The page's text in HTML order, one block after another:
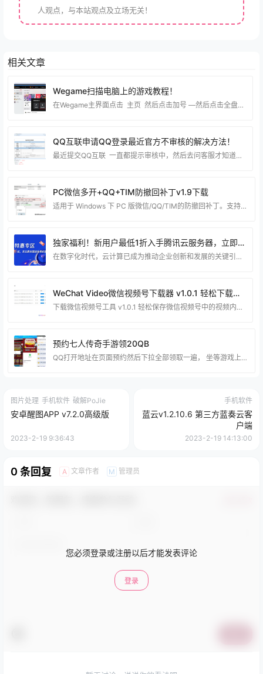
人观点，与本站观点及立场无关！
相关文章
Wegame扫描电脑上的游戏教程！
在Wegame主界面点击 主页 然后点击加号 —然后点击全盘扫描，等待扫描完成就可以了！ 这一步就选择你电脑的磁盘，如果你知道你电脑在那个分区就直接选对应的分区 这样扫描就更快了！
QQ互联申请QQ登录最近官方不审核的解决方法！
最近提交QQ互联 一直都提示审核中，然后去问客服才知道平台出问题了 需要用邮件申请，下面给教大家怎么通过邮件去申请。 编写邮件标题：QQ互联网站应用申请 发送到：connect@qq.com 填写申请表：（下载申请QQ互联表格）https://dianjiwang.lanzoul.com/iMi9k29nn6la 大家可以按照我的方式填写： 需要添加附件有：网站图标，手持身份证，还有网站icp备案的截图 和 填写的表格。最后就可以审核通过了！ 博猪最近前两天申请了两个网站的QQ互联登录，大家可以看看 https:
PC微信多开+QQ+TIM防撤回补丁v1.9下载
适用于 Windows 下 PC 版微信/QQ/TIM的防撤回补丁。支持最新版微信/QQ/TIM，其中微信能够选择安装多开功能。 一款适用于 Windows下PC版微信/QQ/TIM的防撤回补丁，实际效果 是对方撤回消息后，你的聊天界面不会有任何变化，你仍旧能看到对方撤回的消息。 使用方法 首先，你的系统需要满足以下条件： Windows 7 或更高版本，不支持XP。 .NET Framework 4.5.2 或更高版本。低于此版本在打开程序时可能无反应，或者直接报错。 使用本程序前，先关闭微信/QQ/TIM。 以
独家福利！新用户最低1折入手腾讯云服务器，立即体验高性能云计算服务！
在数字化时代，云计算已成为推动企业创新和发展的关键引擎。作为业内领先的云服务提供商，腾讯云一直致力于为用户提供卓越的云计算体验。为了更好地支持新用户，腾讯云推出了独家福利活动——新用户最低1折入手腾讯云服务器，为您带来更便宜、更强大的云计算服务！ 活动详情 从现在起，只需点击以下链接即可参与活动：腾讯云服务器特惠链接。通过这个独家链接，您将获得新用户专属折扣，享受腾讯云服务器的高性能和可靠性。 为什么选择腾讯云服务器？ 高性能： 腾讯云服务器采用先进的硬件架构，提供卓越的计算性能，确保您的应用在高负载时也能运行流畅
WeChat Video微信视频号下载器 v1.0.1 轻松下载保存视频
下载微信视频号工具 v1.0.1 轻松保存微信视频号中的视频内容 微信视频号下载器是一款专为微信视频号打造的下载工具，可以帮助用户方便地下载和保存微信视频号中的视频内容。 微信视频号作为微信内置的短视频平台，许多用户在其中欣赏各种有趣的短视频。有了这款下载工具，当你看到喜欢的视频时，只需要使用它进行地址分析，即可将视频下载到本地保存。 本软件具有以下特点： 支持实时捕获微信视频号的视频地址。 在捕获后，可以预览和下载视频。当软件自动捕获到视频地址后，你可以点击预览按钮来确认是否正确捕获到了视频。 使用该工具首次打开
预约七人传奇手游领20QB
QQ打开地址在页面预约然后下拉全部领取一遍， 坐等游戏上线的时候就可以兑换了。 地址：https://y-03.cn/1A3Jd0
图片处理 手机软件 破解PoJie
安卓醒图APP v7.2.0高级版
2023-2-19 9:36:43
手机软件
蓝云v1.2.10.6 第三方蓝奏云客
户端
2023-2-19 14:13:00
0 条回复 A 文章作者 M 管理员
您必须登录或注册以后才能发表评论
登录